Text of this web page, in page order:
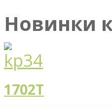
Новинки
1702T